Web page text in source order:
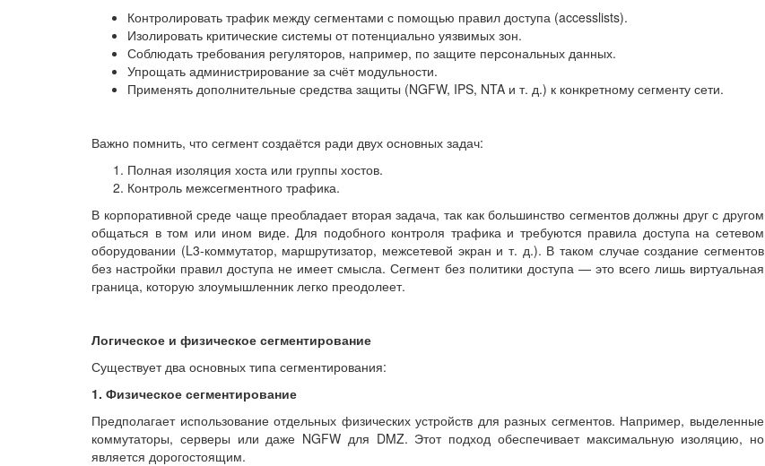
Контролировать трафик между сегментами с помощью правил доступа (accesslists).
Изолировать критические системы от потенциально уязвимых зон.
Соблюдать требования регуляторов, например, по защите персональных данных.
Упрощать администрирование за счёт модульности.
Применять дополнительные средства защиты (NGFW, IPS, NTA и т. д.) к конкретному сегменту сети.
Важно помнить, что сегмент создаётся ради двух основных задач:
Полная изоляция хоста или группы хостов.
Контроль межсегментного трафика.
В корпоративной среде чаще преобладает вторая задача, так как большинство сегментов должны друг с другом
общаться в том или ином виде. Для подобного контроля трафика и требуются правила доступа на сетевом
оборудовании (L3-коммутатор, маршрутизатор, межсетевой экран и т. д.). В таком случае создание сегментов
без настройки правил доступа не имеет смысла. Сегмент без политики доступа — это всего лишь виртуальная
граница, которую злоумышленник легко преодолеет.
Логическое и физическое сегментирование
Существует два основных типа сегментирования:
1. Физическое сегментирование
Предполагает использование отдельных физических устройств для разных сегментов. Например, выделенные
коммутаторы, серверы или даже NGFW для DMZ. Этот подход обеспечивает максимальную изоляцию, но
является дорогостоящим.